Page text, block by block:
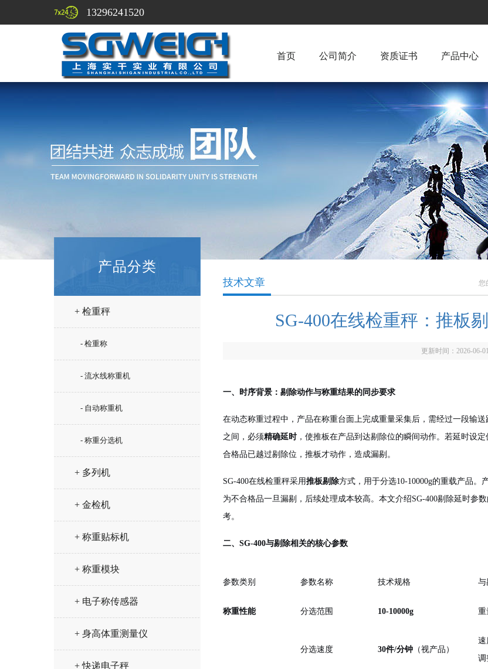
13296241520
首页 公司简介 资质证书 产品中心
产品分类
+ 检重秤
- 检重称
- 流水线称重机
- 自动称重机
- 称重分选机
+ 多列机
+ 金检机
+ 称重贴标机
+ 称重模块
+ 电子称传感器
+ 身高体重测量仪
+ 快递电子秤
您
技术文章
SG-400在线检重秤：推板
更新时间：2026-06-
一、时序背景：剔除动作与称重结果的同步要求
在动态称重过程中，产品在称重台面上完成重量采集后，需经过一段输
之间，必须精确延时 ，使推板在产品到达剔除位的瞬间动作。若延时设
合格品已越过剔除位，推板才动作，造成漏剔。
SG-400在线检重秤采用推板剔除方式，用于分选10-10000g的重载产品
为不合格品一旦漏剔，后续处理成本较高。本文介绍SG-400剔除延时参
考。
二、SG-400与剔除相关的核心参数
参数类别 参数名称 技术规格 与
称重性能 分选范围 10-10000g 重
分选速度 30件/分钟 （视产品）
速
调